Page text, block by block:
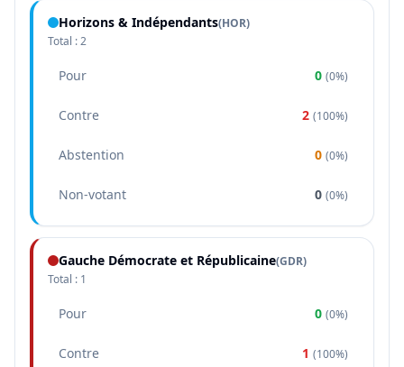
Horizons & Indépendants(HOR)
Total :2
Pour 0 (0%)
Contre 2 (100%)
Abstention 0 (0%)
Non-votant 0 (0%)
Gauche Démocrate et Républicaine(GDR)
Total : 1
Pour 0 (0%)
Contre 1 (100%)